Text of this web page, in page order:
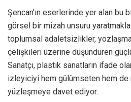
Şencan’ın eserlerinde yer alan bu
görsel bir mizah unsuru yaratmakla
toplumsal adaletsizlikler,
çelişkileri üzerine düşündüren
Sanatçı, plastik sanatların ifade
izleyiciyi hem gülümseten hem de
yüzleşmeye davet ediyor.